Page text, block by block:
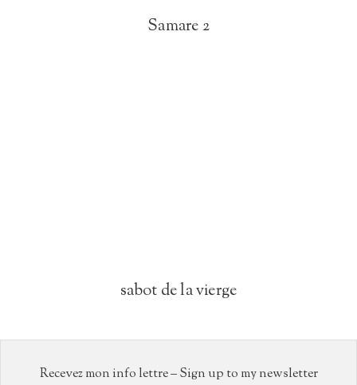
Samare 2
sabot de la vierge
Recevez mon info lettre – Sign up to my newsletter